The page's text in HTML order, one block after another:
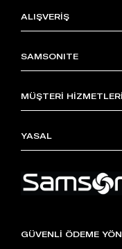
ALIŞVERİŞ
SAMSONITE
MÜŞTERİ HİZMETLERİ
YASAL
GÜVENLİ ÖDEME